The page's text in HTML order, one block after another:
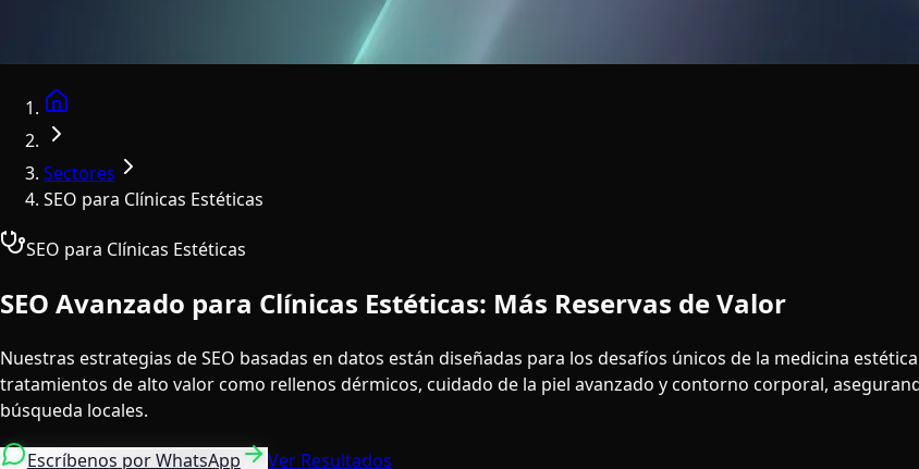
Sectores
SEO para Clínicas Estéticas
SEO para Clínicas Estéticas
SEO Avanzado para Clínicas Estéticas: Más Reservas de Valor
Nuestras estrategias de SEO basadas en datos están diseñadas para los desafíos únicos de la medicina
tratamientos de alto valor como rellenos dérmicos, cuidado de la piel avanzado y contorno corporal,
búsqueda locales.
Escríbenos por WhatsApp
Ver Resultados